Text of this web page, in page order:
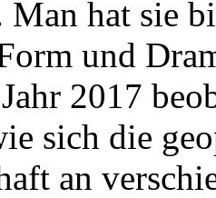
Man hat sie
und
2017
sich die
an